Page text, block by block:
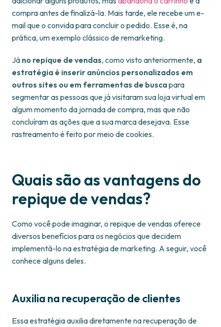
compra antes de finalizá-la. Mais tarde, ele recebe um e-
mail que o convida para concluir o pedido. Esse é, na
prática, um exemplo clássico de remarketing.
Já no repique de vendas, como visto anteriormente, a
estratégia é inserir anúncios personalizados em
outros sites ou em ferramentas de buscapara
segmentar as pessoas que já visitaram sua loja virtual em
algum momento da jornada de compra, mas que não
concluíram as ações que a sua marca desejava. Esse
rastreamento é feito por meio de cookies.
Quais são as vantagens do
repique de vendas?
Como você pode imaginar, o repique de vendas oferece
diversos benefícios para os negócios que decidem
implementá-lo na estratégia de marketing. A seguir, você
conhece alguns deles.
Auxilia na recuperação de clientes
Essa estratégia auxilia diretamente na recuperação de